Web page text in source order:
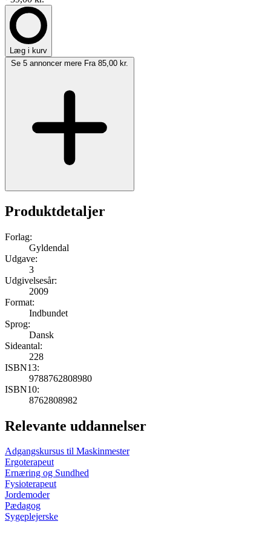
Læg i kurv
Se 5 annoncer mere Fra 85,00 kr.
Produktdetaljer
Forlag:
Gyldendal
Udgave:
3
Udgivelsesår:
2009
Format:
Indbundet
Sprog:
Dansk
Sideantal:
228
ISBN13:
9788762808980
ISBN10:
8762808982
Relevante uddannelser
Adgangskursus til Maskinmester
Ergoterapeut
Ernæring og Sundhed
Fysioterapeut
Jordemoder
Pædagog
Sygeplejerske